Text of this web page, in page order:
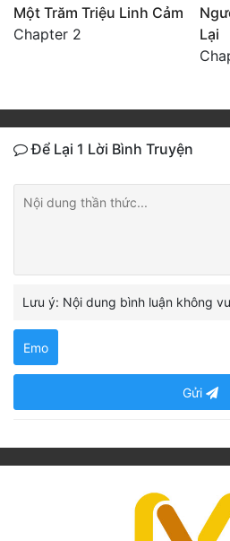
Một Trăm Triệu Linh Cảm
Chapter 2
Lại
Để Lại 1 Lời Bình Truyện
Lưu ý: Nội dung bình luận không
Emo
Gửi